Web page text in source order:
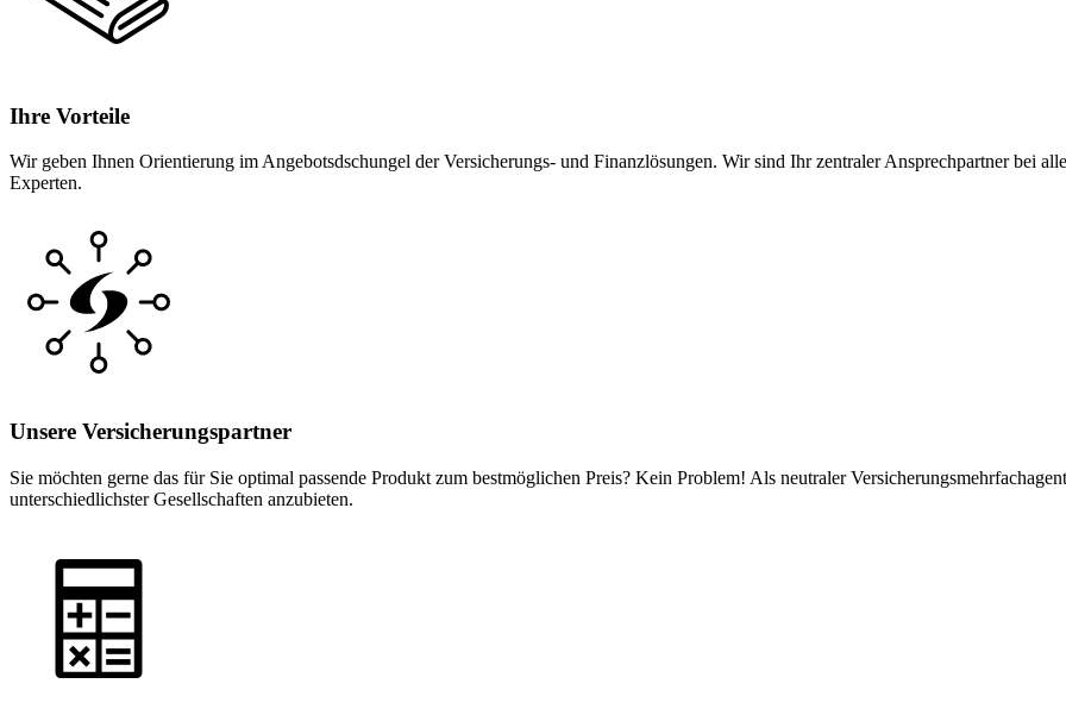
Ihre Vorteile
Wir geben Ihnen Orientierung im Angebotsdschungel der Versicherungs- und Finanzlösungen. Wir sind Ihr zentraler Ansprechpartner bei
Experten.
Unsere Versicherungspartner
Sie möchten gerne das für Sie optimal passende Produkt zum bestmöglichen Preis? Kein Problem! Als neutraler
unterschiedlichster Gesellschaften anzubieten.